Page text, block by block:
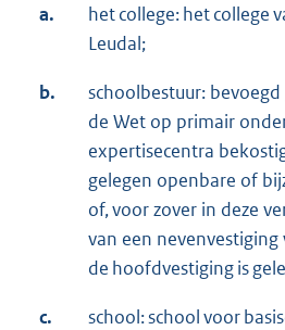
a.
het college: het college
Leudal;
b.
schoolbestuur:
de Wet op primair
expertisecentra
gelegen openbare of
of, voor zover in deze
van een nevenvestiging
de hoofdvestiging is
c. school: school voor